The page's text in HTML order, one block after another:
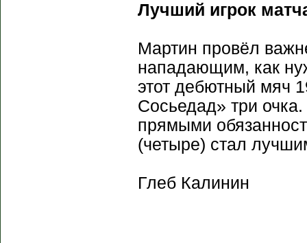
Лучший игрок
Мартин провёл
нападающим, как
этот дебютный мяч
Сосьедад» три
прямыми
(четыре) стал
Глеб Калинин